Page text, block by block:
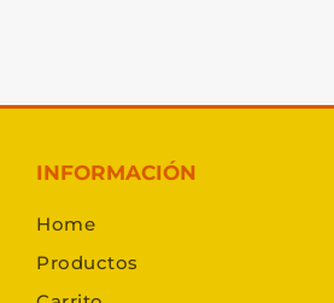
INFORMACIÓN
Home
Productos